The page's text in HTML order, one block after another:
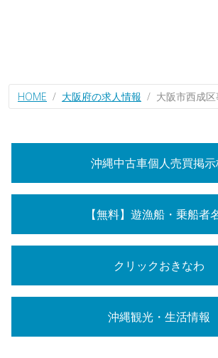
HOME 大阪府の求人情報 大阪市西成
沖縄中古車個人売買掲示
【無料】遊漁船・乗船者
クリックおきなわ
沖縄観光・生活情報